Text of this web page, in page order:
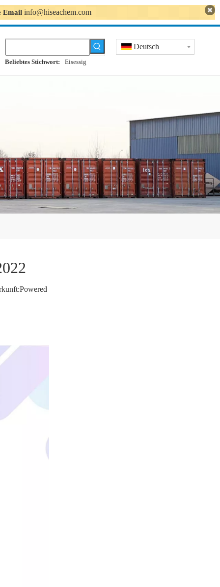
Email info@hiseachem.com
Beliebtes Stichwort: Eisessig
Deutsch
Powered